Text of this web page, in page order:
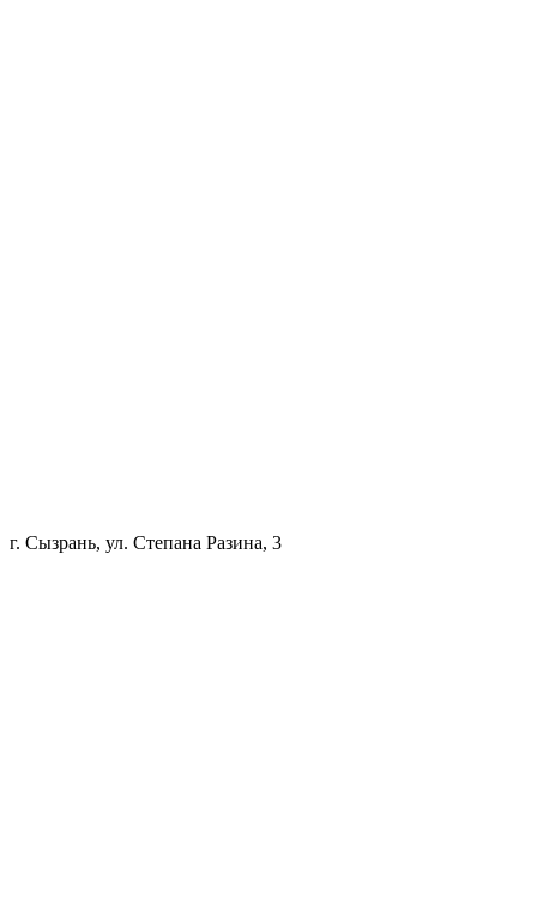
г. Сызрань, ул. Степана Разина, 3